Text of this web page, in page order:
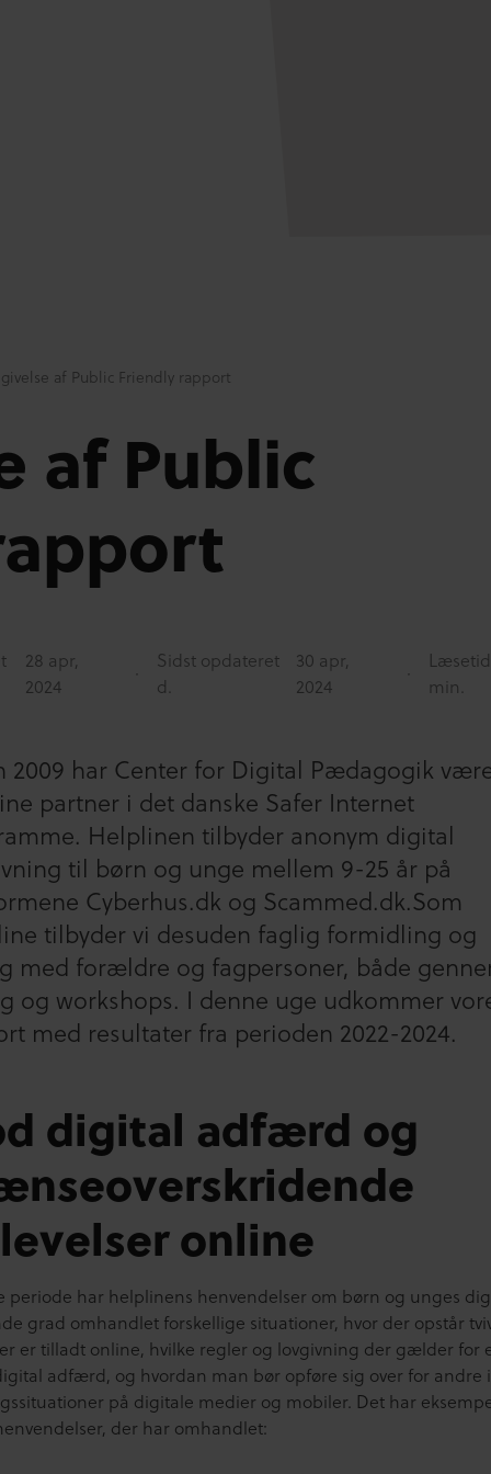
af Public Friendly rapport
af Public
28 apr,
2024
Sidst opdateret
d.
30 apr,
2024
min.
2009 har Center for Digital Pædagogik
partner i det danske Safer Internet
Helplinen tilbyder anonym digital
til børn og unge mellem 9-25 år på
Cyberhus.dk og Scammed.dk.Som
tilbyder vi desuden faglig formidling og
med forældre og fagpersoner, både
og workshops. I denne uge udkommer
med resultater fra perioden 2022-2024.
digital adfærd og
online
periode har helplinens henvendelser om børn og unges
grad omhandlet forskellige situationer, hvor der opstår
er tilladt online, hvilke regler og lovgivning der gælder for
adfærd, og hvordan man bør opføre sig over for andre i
på digitale medier og mobiler. Det har
der har omhandlet: